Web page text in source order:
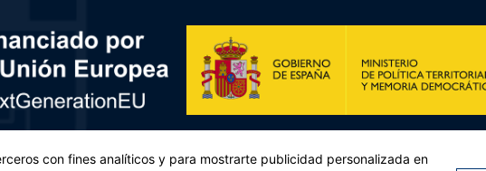
Europeo y del Consejo, de 12 de febrero de 2021. Componente 11, Inversión
con fines analíticos y para mostrarte publicidad personalizada en